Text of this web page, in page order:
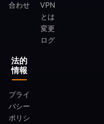
合わせ
VPN
とは
変更
ログ
法的
情報
プライ
バシー
ポリシ